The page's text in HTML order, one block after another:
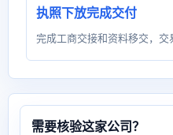
执照下放完成交付
完成工商交接和资料移交，交
需要核验这家公司？